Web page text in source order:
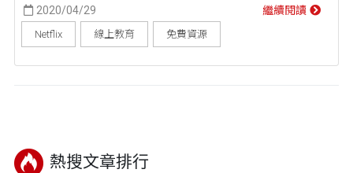
播放Netflix教育性質紀錄片，是不用另外申請，直接被
授權允許的。且「教育工作者，可以每個學期都播放一
次」Netflix的原創紀錄片。 美國的老師，非常善用這項
資源，運用原創紀錄...
2020/04/29 繼續閱讀
Netflix 線上教育 免費資源
熱搜文章排行